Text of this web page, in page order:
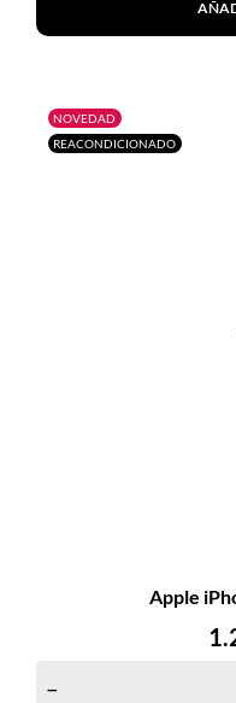
NOVEDAD
REACONDICIONADO
Apple
–